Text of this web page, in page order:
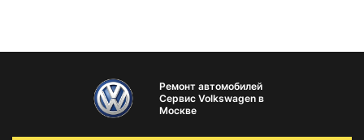
Ремонт автомобилей
Сервис Volkswagen в
Москве